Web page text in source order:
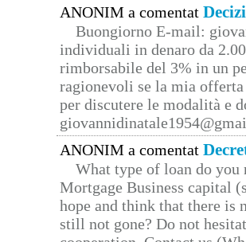
ANONIM a comentat
Buongiorno E-mail:
individuali in denaro da
rimborsabile del 3% in un
ragionevoli se la mia
per discutere le modalità e
ANONIM a comentat
What type of loan do you
Mortgage Business capital
hope and think that there is
still not gone? Do not